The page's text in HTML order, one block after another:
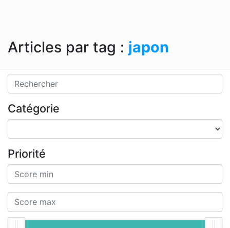
Articles par tag : japon
Catégorie
Priorité